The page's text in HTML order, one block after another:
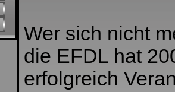
Wer sich nicht
die EFDL hat
erfolgreich